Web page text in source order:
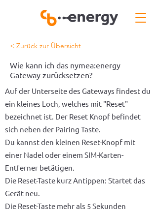
< Zurück zur Übersicht
Wie kann ich das nymea:energy
Gateway zurücksetzen?
Auf der Unterseite des Gateways findest du
ein kleines Loch, welches mit "Reset"
bezeichnet ist. Der Reset Knopf befindet
sich neben der Pairing Taste.
Du kannst den kleinen Reset-Knopf mit
einer Nadel oder einem SIM-Karten-
Entferner betätigen.
Die Reset-Taste kurz Antippen: Startet das
Gerät neu.
Die Reset-Taste mehr als 5 Sekunden